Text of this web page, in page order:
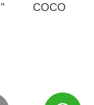
" COCO